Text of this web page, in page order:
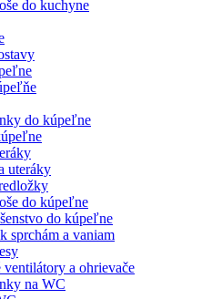
do kuchyne
do kúpeľne
uteráky
do kúpeľne
do kúpeľne
sprchám a vaniam
ventilátory a ohrievače
na WC